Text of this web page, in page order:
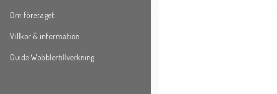
Om företaget
Villkor & information
Guide Wobblertillverkning